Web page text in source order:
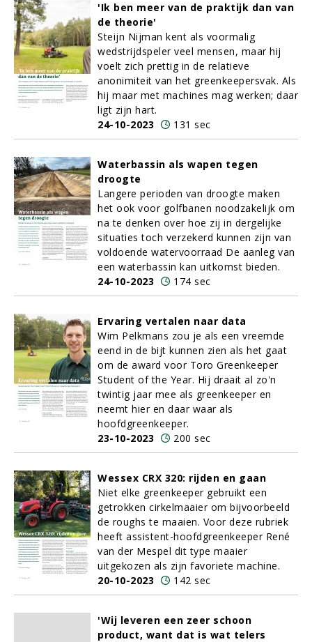
'Ik ben meer van de praktijk dan van
de theorie'
Steijn Nijman kent als voormalig
wedstrijdspeler veel mensen, maar hij
voelt zich prettig in de relatieve
anonimiteit van het greenkeepersvak. Als
hij maar met machines mag werken; daar
ligt zijn hart.
24-10-2023
131 sec
Waterbassin als wapen tegen
droogte
Langere perioden van droogte maken
het ook voor golfbanen noodzakelijk om
na te denken over hoe zij in dergelijke
situaties toch verzekerd kunnen zijn van
voldoende watervoorraad De aanleg van
een waterbassin kan uitkomst bieden.
24-10-2023
174 sec
Ervaring vertalen naar data
Wim Pelkmans zou je als een vreemde
eend in de bijt kunnen zien als het gaat
om de award voor Toro Greenkeeper
Student of the Year. Hij draait al zo'n
twintig jaar mee als greenkeeper en
neemt hier en daar waar als
hoofdgreenkeeper.
23-10-2023
200 sec
Wessex CRX 320: rijden en gaan
Niet elke greenkeeper gebruikt een
getrokken cirkelmaaier om bijvoorbeeld
de roughs te maaien. Voor deze rubriek
heeft assistent-hoofdgreenkeeper René
van der Mespel dit type maaier
uitgekozen als zijn favoriete machine.
20-10-2023
142 sec
'Wij leveren een zeer schoon
product, want dat is wat telers